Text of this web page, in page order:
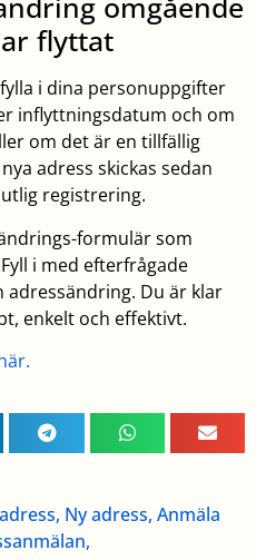
flyttat
i dina personuppgifter
inflyttningsdatum och om
om det är en tillfällig
adress skickas sedan
registrering.
formulär som
i med efterfrågade
Du är klar
enkelt och effektivt.
Ny adress, Anmäla